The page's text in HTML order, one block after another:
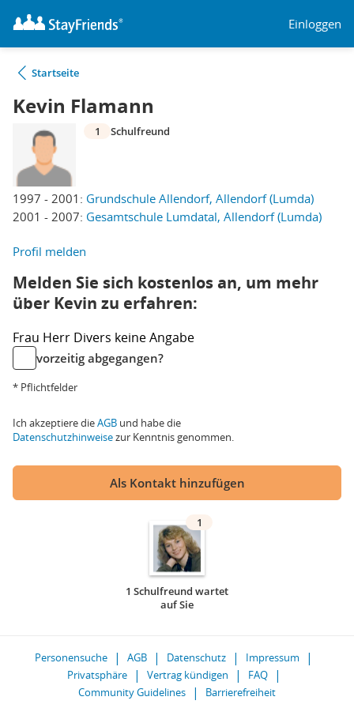
Einloggen
Startseite
Kevin Flamann
1997 - 2001: Grundschule Allendorf, Allendorf (Lumda)
2001 - 2007: Gesamtschule Lumdatal, Allendorf (Lumda)
1 Schulfreund
Profil melden
Melden Sie sich kostenlos an, um mehr
über Kevin zu erfahren:
Frau Herr Divers keine Angabe
vorzeitig abgegangen?
* Pflichtfelder
Ich akzeptiere dieAGB und habe die
Datenschutzhinweisezur Kenntnis genommen.
Als Kontakt hinzufügen
1
1 Schulfreund wartet
auf Sie
Personensuche AGB Datenschutz
Impressum
Privatsphäre
Vertrag kündigen
FAQ
Community Guidelines
Barrierefreiheit